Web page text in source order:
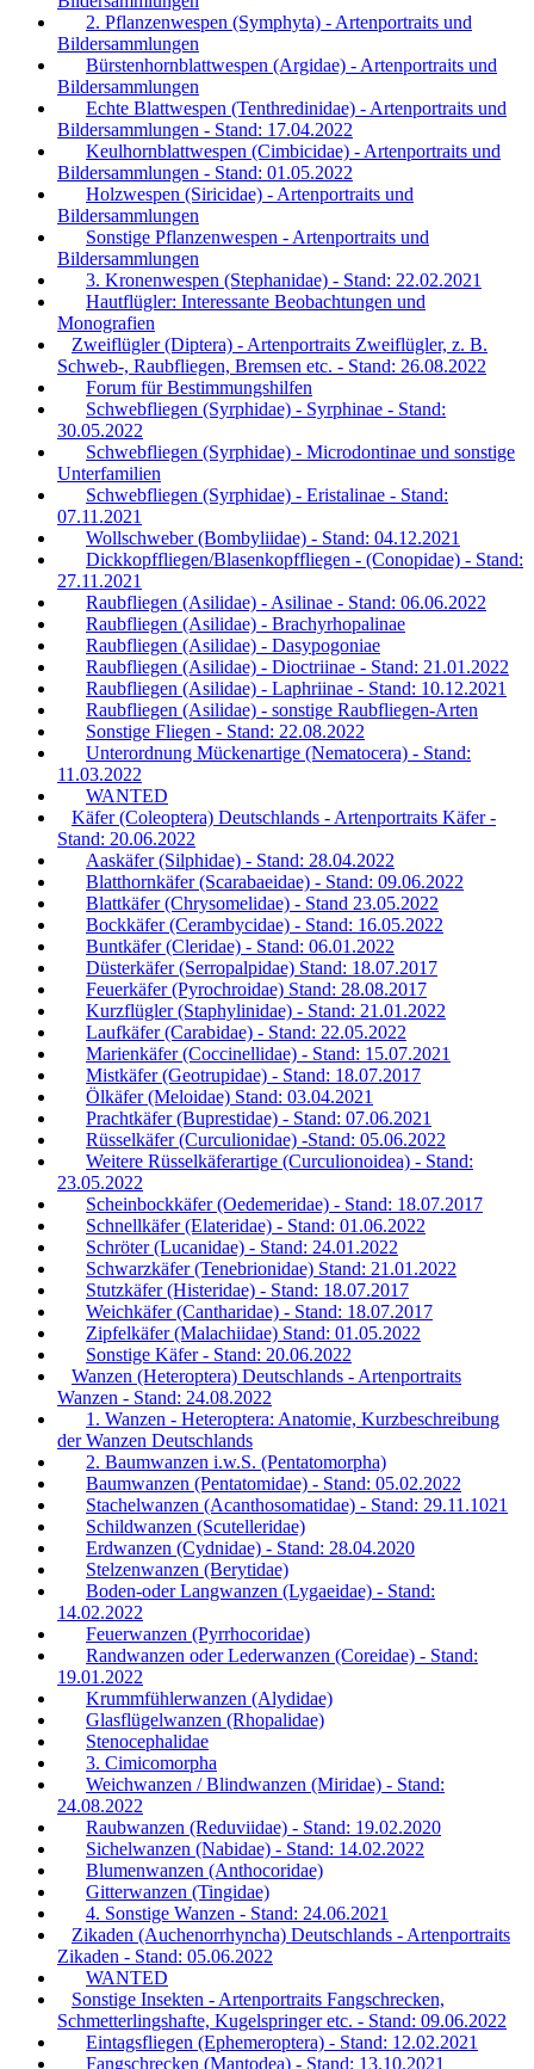
2. Pflanzenwespen (Symphyta) - Artenportraits und
Bildersammlungen
Bürstenhornblattwespen (Argidae) - Artenportraits und
Bildersammlungen
Echte Blattwespen (Tenthredinidae) - Artenportraits und
Bildersammlungen - Stand: 17.04.2022
Keulhornblattwespen (Cimbicidae) - Artenportraits und
Bildersammlungen - Stand: 01.05.2022
Holzwespen (Siricidae) - Artenportraits und
Bildersammlungen
Sonstige Pflanzenwespen - Artenportraits und
Bildersammlungen
3. Kronenwespen (Stephanidae) - Stand: 22.02.2021
Hautflügler: Interessante Beobachtungen und
Monografien
Zweiflügler (Diptera) - Artenportraits Zweiflügler, z. B.
Schweb-, Raubfliegen, Bremsen etc. - Stand: 26.08.2022
Forum für Bestimmungshilfen
Schwebfliegen (Syrphidae) - Syrphinae - Stand:
30.05.2022
Schwebfliegen (Syrphidae) - Microdontinae und sonstige
Unterfamilien
Schwebfliegen (Syrphidae) - Eristalinae - Stand:
07.11.2021
Wollschweber (Bombyliidae) - Stand: 04.12.2021
Dickkopffliegen/Blasenkopffliegen - (Conopidae) - Stand:
27.11.2021
Raubfliegen (Asilidae) - Asilinae - Stand: 06.06.2022
Raubfliegen (Asilidae) - Brachyrhopalinae
Raubfliegen (Asilidae) - Dasypogoniae
Raubfliegen (Asilidae) - Dioctriinae - Stand: 21.01.2022
Raubfliegen (Asilidae) - Laphriinae - Stand: 10.12.2021
Raubfliegen (Asilidae) - sonstige Raubfliegen-Arten
Sonstige Fliegen - Stand: 22.08.2022
Unterordnung Mückenartige (Nematocera) - Stand:
11.03.2022
WANTED
Käfer (Coleoptera) Deutschlands - Artenportraits Käfer -
Stand: 20.06.2022
Aaskäfer (Silphidae) - Stand: 28.04.2022
Blatthornkäfer (Scarabaeidae) - Stand: 09.06.2022
Blattkäfer (Chrysomelidae) - Stand 23.05.2022
Bockkäfer (Cerambycidae) - Stand: 16.05.2022
Buntkäfer (Cleridae) - Stand: 06.01.2022
Düsterkäfer (Serropalpidae) Stand: 18.07.2017
Feuerkäfer (Pyrochroidae) Stand: 28.08.2017
Kurzflügler (Staphylinidae) - Stand: 21.01.2022
Laufkäfer (Carabidae) - Stand: 22.05.2022
Marienkäfer (Coccinellidae) - Stand: 15.07.2021
Mistkäfer (Geotrupidae) - Stand: 18.07.2017
Ölkäfer (Meloidae) Stand: 03.04.2021
Prachtkäfer (Buprestidae) - Stand: 07.06.2021
Rüsselkäfer (Curculionidae) -Stand: 05.06.2022
Weitere Rüsselkäferartige (Curculionoidea) - Stand:
23.05.2022
Scheinbockkäfer (Oedemeridae) - Stand: 18.07.2017
Schnellkäfer (Elateridae) - Stand: 01.06.2022
Schröter (Lucanidae) - Stand: 24.01.2022
Schwarzkäfer (Tenebrionidae) Stand: 21.01.2022
Stutzkäfer (Histeridae) - Stand: 18.07.2017
Weichkäfer (Cantharidae) - Stand: 18.07.2017
Zipfelkäfer (Malachiidae) Stand: 01.05.2022
Sonstige Käfer - Stand: 20.06.2022
Wanzen (Heteroptera) Deutschlands - Artenportraits
Wanzen - Stand: 24.08.2022
1. Wanzen - Heteroptera: Anatomie, Kurzbeschreibung
der Wanzen Deutschlands
2. Baumwanzen i.w.S. (Pentatomorpha)
Baumwanzen (Pentatomidae) - Stand: 05.02.2022
Stachelwanzen (Acanthosomatidae) - Stand: 29.11.1021
Schildwanzen (Scutelleridae)
Erdwanzen (Cydnidae) - Stand: 28.04.2020
Stelzenwanzen (Berytidae)
Boden-oder Langwanzen (Lygaeidae) - Stand:
14.02.2022
Feuerwanzen (Pyrrhocoridae)
Randwanzen oder Lederwanzen (Coreidae) - Stand:
19.01.2022
Krummfühlerwanzen (Alydidae)
Glasflügelwanzen (Rhopalidae)
Stenocephalidae
3. Cimicomorpha
Weichwanzen / Blindwanzen (Miridae) - Stand:
24.08.2022
Raubwanzen (Reduviidae) - Stand: 19.02.2020
Sichelwanzen (Nabidae) - Stand: 14.02.2022
Blumenwanzen (Anthocoridae)
Gitterwanzen (Tingidae)
4. Sonstige Wanzen - Stand: 24.06.2021
Zikaden (Auchenorrhyncha) Deutschlands - Artenportraits
Zikaden - Stand: 05.06.2022
WANTED
Sonstige Insekten - Artenportraits Fangschrecken,
Schmetterlingshafte, Kugelspringer etc. - Stand: 09.06.2022
Eintagsfliegen (Ephemeroptera) - Stand: 12.02.2021
Fangschrecken (Mantodea) - Stand: 13.10.2021